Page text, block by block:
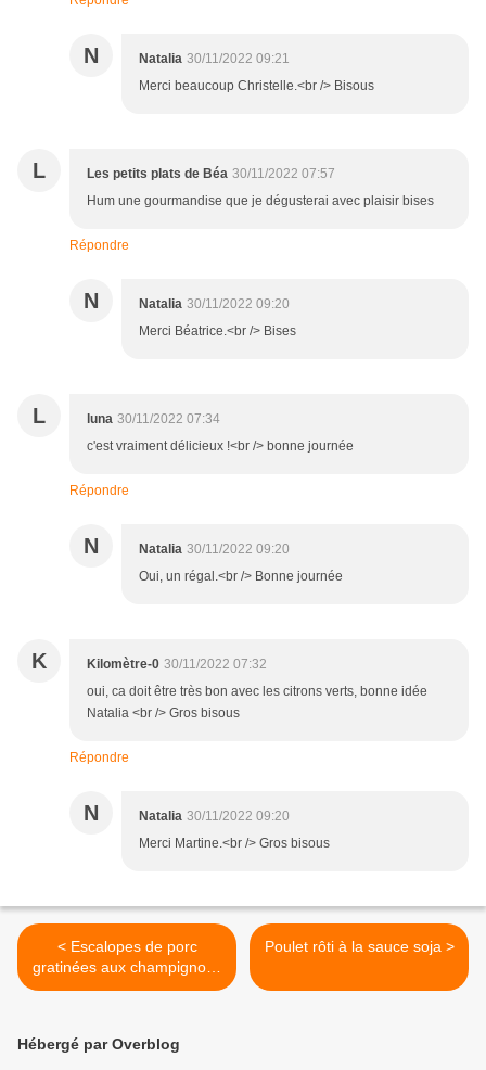
N Natalia 30/11/2022 09:21
Merci beaucoup Christelle.<br /> Bisous
L Les petits plats de Béa 30/11/2022 07:57
Hum une gourmandise que je dégusterai avec plaisir bises
Répondre
N Natalia 30/11/2022 09:20
Merci Béatrice.<br /> Bises
L luna 30/11/2022 07:34
c'est vraiment délicieux !<br /> bonne journée
Répondre
N Natalia 30/11/2022 09:20
Oui, un régal.<br /> Bonne journée
K Kilomètre-0 30/11/2022 07:32
oui, ca doit être très bon avec les citrons verts, bonne idée
Natalia <br /> Gros bisous
Répondre
N Natalia 30/11/2022 09:20
Merci Martine.<br /> Gros bisous
< Escalopes de porc
gratinées aux champignons
et à la crème
Poulet rôti à la sauce soja >
Hébergé par Overblog